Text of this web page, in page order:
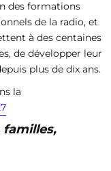
des formations
de la radio, et
à des centaines
de développer leur
plus de dix ans.
la
familles,